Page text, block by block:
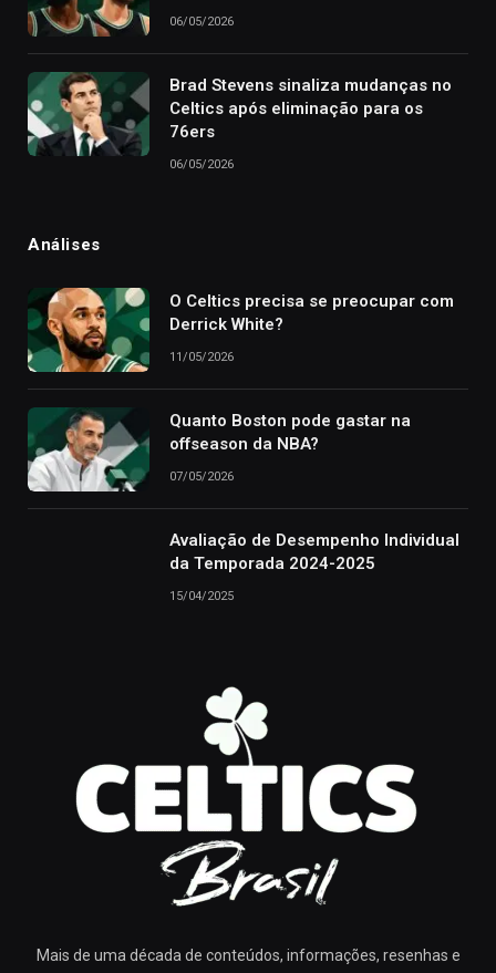
06/05/2026
Brad Stevens sinaliza mudanças no
Celtics após eliminação para os
76ers
06/05/2026
Análises
O Celtics precisa se preocupar com
Derrick White?
11/05/2026
Quanto Boston pode gastar na
offseason da NBA?
07/05/2026
Avaliação de Desempenho Individual
da Temporada 2024-2025
15/04/2025
Mais de uma década de conteúdos, informações, resenhas e